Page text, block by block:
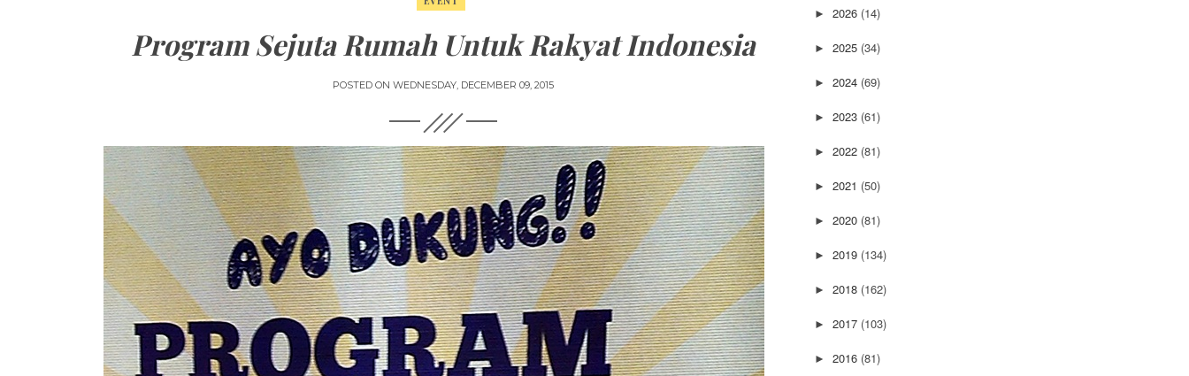
Program Sejuta Rumah Untuk Rakyat Indonesia
POSTED ON WEDNESDAY, DECEMBER 09, 2015
► 2026 (14)
► 2025 (34)
► 2024 (69)
► 2023 (61)
► 2022 (81)
► 2021 (50)
► 2020 (81)
► 2019 (134)
► 2018 (162)
► 2017 (103)
► 2016 (81)